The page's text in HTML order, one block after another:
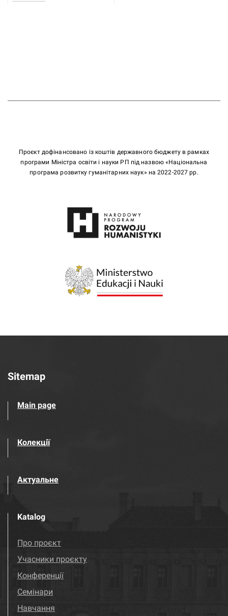
Проєкт дофінансовано із коштів державного бюджету в рамках
програми Міністра освіти і науки РП під назвою «Національна
програма розвитку гуманітарних наук» на 2022-2027 рр.
Sitemap
Main page
Колекції
Актуальне
Katalog
Про проєкт
Учасники проєкту
Конференції
Семінари
Навчання